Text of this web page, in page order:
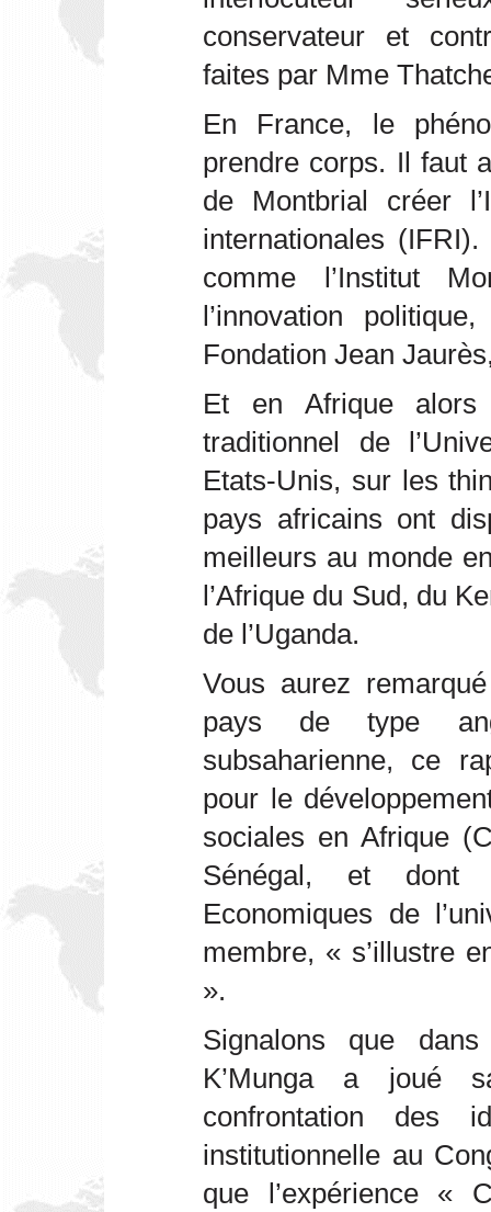
conservateur et
faites par Mme
En France, le
prendre corps. Il faut
de Montbrial créer
internationales
comme l’Institut
l’innovation
Fondation Jean
Et en Afrique
traditionnel de
Etats-Unis, sur les
pays africains ont
meilleurs au monde
l’Afrique du Sud, du
de l’Uganda.
Vous aurez
pays de type
subsaharienne, ce
pour le
sociales en Afrique
Sénégal, et dont
Economiques de
membre, « s’illustre
».
Signalons que
K’Munga a joué
confrontation des
institutionnelle au
que l’expérience «